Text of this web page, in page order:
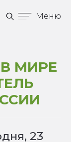
Меню
МИРЕ
23